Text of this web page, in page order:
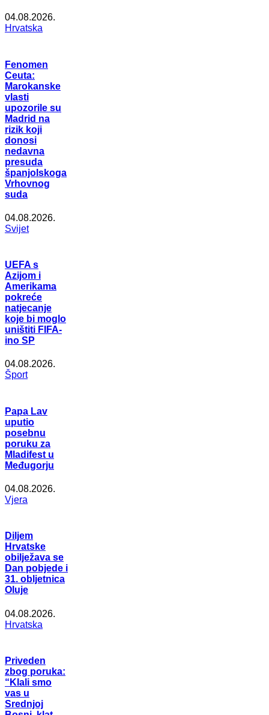
04.08.2026.
Hrvatska
Fenomen
Ceuta:
Marokanske
vlasti
upozorile su
Madrid na
rizik koji
donosi
nedavna
presuda
španjolskoga
Vrhovnog
suda
04.08.2026.
Svijet
UEFA s
Azijom i
Amerikama
pokreće
natjecanje
koje bi moglo
uništiti FIFA-
ino SP
04.08.2026.
Šport
Papa Lav
uputio
posebnu
poruku za
Mladifest u
Međugorju
04.08.2026.
Vjera
Diljem
Hrvatske
obilježava se
Dan pobjede i
31. obljetnica
Oluje
04.08.2026.
Hrvatska
Priveden
zbog poruka:
“Klali smo
vas u
Srednjoj